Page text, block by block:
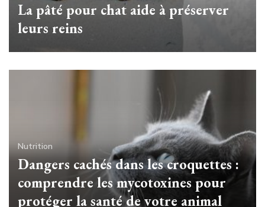
La pâté pour chat aide à préserver
leurs reins
Nutrition
Dangers cachés dans les croquettes :
comprendre les mycotoxines pour
protéger la santé de votre animal